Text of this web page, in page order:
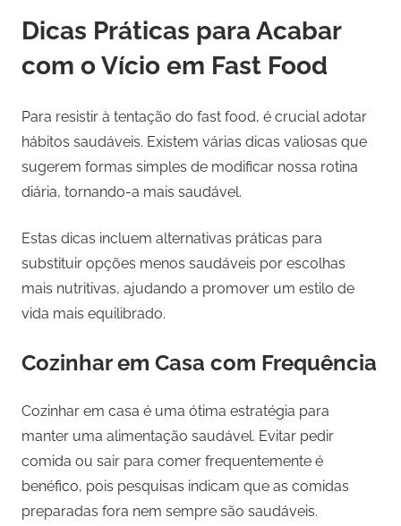
Dicas Práticas para Acabar
com o Vício em Fast Food
Para resistir à tentação do fast food, é crucial adotar
hábitos saudáveis. Existem várias dicas valiosas que
sugerem formas simples de modificar nossa rotina
diária, tornando-a mais saudável.
Estas dicas incluem alternativas práticas para
substituir opções menos saudáveis por escolhas
mais nutritivas, ajudando a promover um estilo de
vida mais equilibrado.
Cozinhar em Casa com Frequência
Cozinhar em casa é uma ótima estratégia para
manter uma alimentação saudável. Evitar pedir
comida ou sair para comer frequentemente é
benéfico, pois pesquisas indicam que as comidas
preparadas fora nem sempre são saudáveis.